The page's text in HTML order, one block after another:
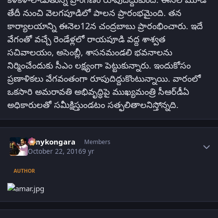
తేదీ నుంచి వెలగపూడిలో పాలన ప్రారంభమైంది. తన
కార్యాలయాన్ని ఈనెల12న చంద్రబాబు ప్రారంభించారు. ఇదే
వేగంతో వచ్చే రెండేళ్లలో రాయపూడి వద్ద శాశ్వత
సచివాలయం, అసెంబ్లీ, శాసనమండలి భవనాలను
నిర్మించేందుకు సీఎం లక్ష్యంగా పెట్టుకున్నారు. ఇందుకోసం
ప్రణాళికలు వేగవంతంగా రూపుదిద్దుకొంటున్నాయి. వారంలో
ఒకసారి అమరావతి అభివృద్ధిపై ముఖ్యమంత్రి సీఆర్‌డీఏ
అధికారులతో సమీక్షిస్తుండటం సత్ఫలితాలనిస్తోన్నది.
sonykongara Members
October 22, 20169 yr
AUTHOR